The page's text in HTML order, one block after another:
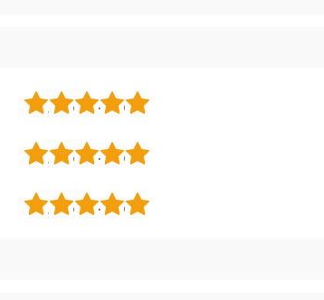
5
4
3
2
5
4
3
2
5
4
3
2